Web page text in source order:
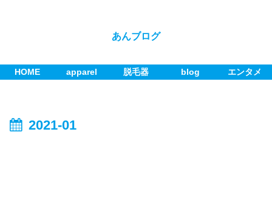
あんブログ
HOME apparel 脱毛器 blog エンタメ
2021-01